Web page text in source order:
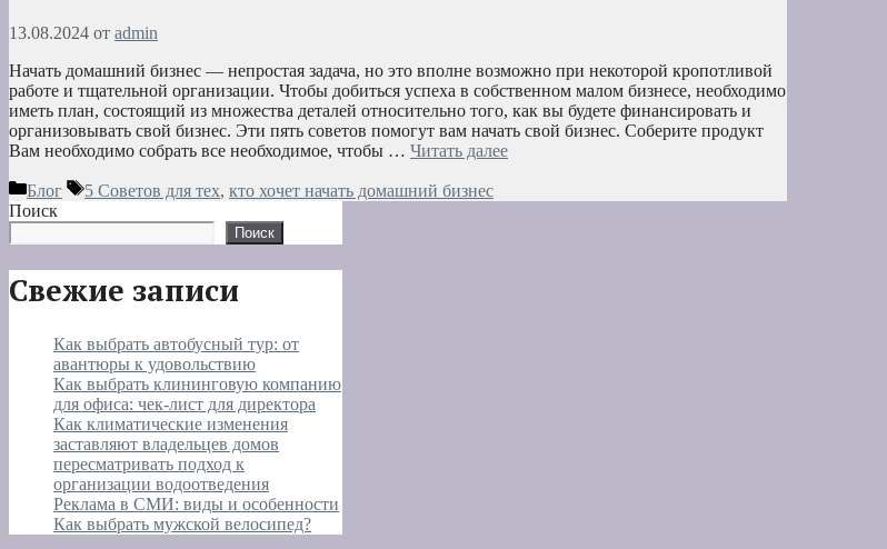
13.08.2024 от admin
Начать домашний бизнес — непростая задача, но это вполне возможно при некоторой кропотливой
работе и тщательной организации. Чтобы добиться успеха в собственном малом бизнесе, необходимо
иметь план, состоящий из множества деталей относительно того, как вы будете финансировать и
организовывать свой бизнес. Эти пять советов помогут вам начать свой бизнес. Соберите продукт
Вам необходимо собрать все необходимое, чтобы … Читать далее
Рубрики
Блог Метки
5 Советов для тех, кто хочет начать домашний бизнес
Поиск
Поиск
Свежие записи
Как выбрать автобусный тур: от
авантюры к удовольствию
Как выбрать клининговую компанию
для офиса: чек-лист для директора
Как климатические изменения
заставляют владельцев домов
пересматривать подход к
организации водоотведения
Реклама в СМИ: виды и особенности
Как выбрать мужской велосипед?